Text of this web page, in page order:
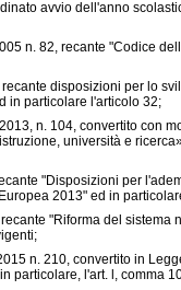
avvio dell'anno
n. 82, recante "Codice
disposizioni per lo
in particolare l'articolo 32;
n. 104, convertito con
università e
"Disposizioni per
2013" ed in
"Riforma del
n. 210, convertito in
particolare, l'art. l, comma